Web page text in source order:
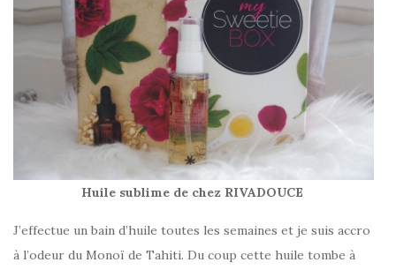
Huile sublime de chez RIVADOUCE
J’effectue un bain d’huile toutes les semaines et je suis accro
à l’odeur du Monoï de Tahiti. Du coup cette huile tombe à